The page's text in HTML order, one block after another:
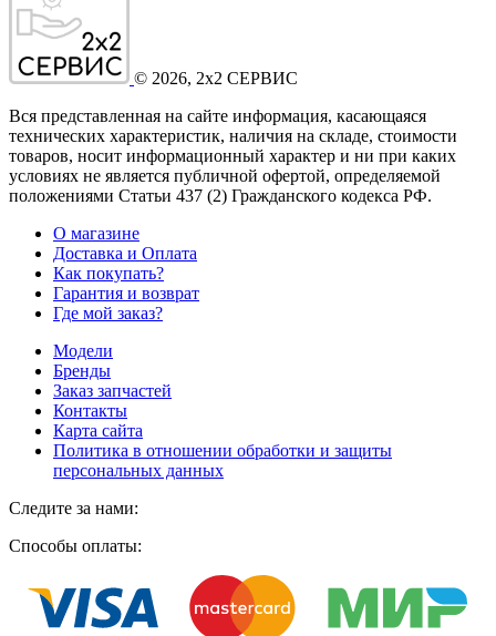
© 2026, 2x2 СЕРВИС
Вся представленная на сайте информация, касающаяся
технических характеристик, наличия на складе, стоимости
товаров, носит информационный характер и ни при каких
условиях не является публичной офертой, определяемой
положениями Статьи 437 (2) Гражданского кодекса РФ.
О магазине
Доставка и Оплата
Как покупать?
Гарантия и возврат
Где мой заказ?
Модели
Бренды
Заказ запчастей
Контакты
Карта сайта
Политика в отношении обработки и защиты
персональных данных
Следите за нами:
Способы оплаты: